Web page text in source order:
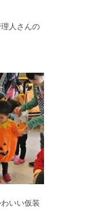
人さんの
いい仮装